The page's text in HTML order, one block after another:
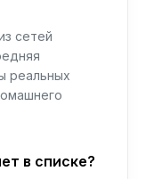
сетей
реальных
в списке?